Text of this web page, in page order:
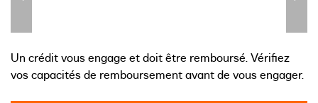
Un crédit vous engage et doit être remboursé. Vérifiez
vos capacités de remboursement avant de vous engager.